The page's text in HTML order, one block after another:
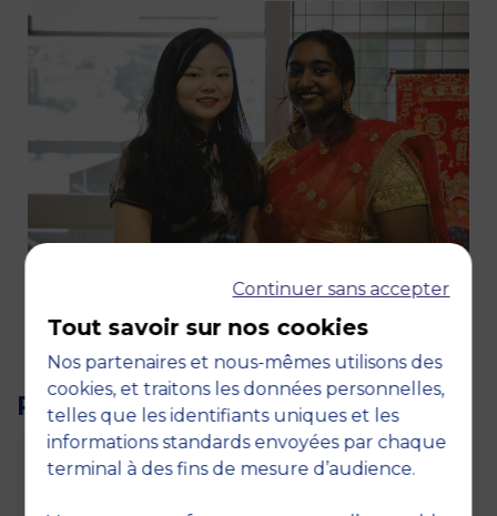
POUR ALLER PLUS LOIN...
Making a difference
Continuer sans accepter
Tout savoir sur nos cookies
Nos partenaires et nous-mêmes utilisons des
cookies, et traitons les données personnelles,
telles que les identifiants uniques et les
informations standards envoyées par chaque
terminal à des fins de mesure d’audience.